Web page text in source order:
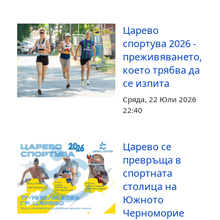
Царево
спортува 2026 -
преживяването,
което трябва да
се изпита
Сряда, 22 Юли 2026
22:40
Царево се
превръща в
спортната
столица на
Южното
Черноморие